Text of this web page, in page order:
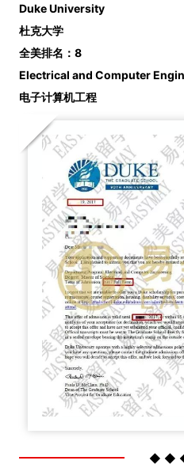
Duke University
杜克大学
全美排名：8
Electrical and Computer
电子计算机工程
◆ ◆